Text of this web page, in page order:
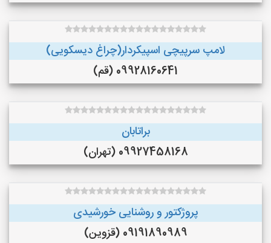
لامپ سرپیچی اسپیکردار(چراغ دیسکویی)
09928160641 (قم)
براتابان
09927458168 (تهران)
پروژکتور و روشنایی خورشیدی
09191890989 (قزوین)